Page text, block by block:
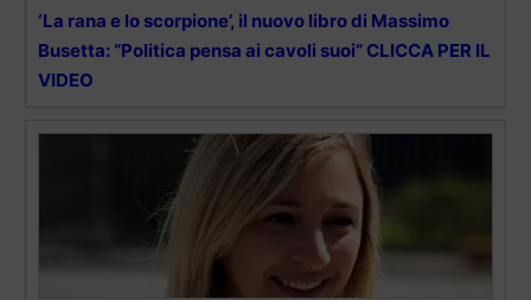
‘La rana e lo scorpione’, il nuovo libro di Massimo
Busetta: “Politica pensa ai cavoli suoi” CLICCA PER IL
VIDEO